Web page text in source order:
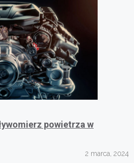
powietrza w
2 marca, 2024